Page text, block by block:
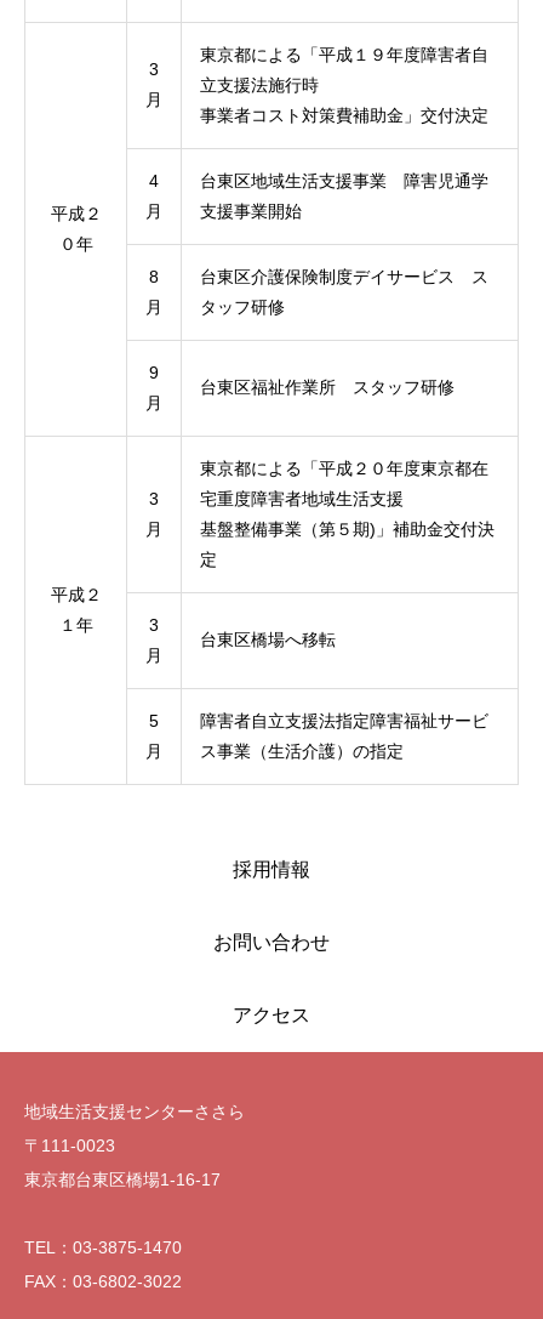
平成２
０年
3
月
東京都による「平成１９年度障害者自
立支援法施行時
事業者コスト対策費補助金」交付決定
4
月
台東区地域生活支援事業 障害児通学
支援事業開始
8
月
台東区介護保険制度デイサービス ス
タッフ研修
9
月
台東区福祉作業所 スタッフ研修
平成２
１年
3
月
東京都による「平成２０年度東京都在
宅重度障害者地域生活支援
基盤整備事業（第５期)」補助金交付決
定
3
月
台東区橋場へ移転
5
月
障害者自立支援法指定障害福祉サービ
ス事業（生活介護）の指定
採用情報
お問い合わせ
アクセス
地域生活支援センターささら
〒111-0023
東京都台東区橋場1-16-17
TEL：03-3875-1470
FAX：03-6802-3022